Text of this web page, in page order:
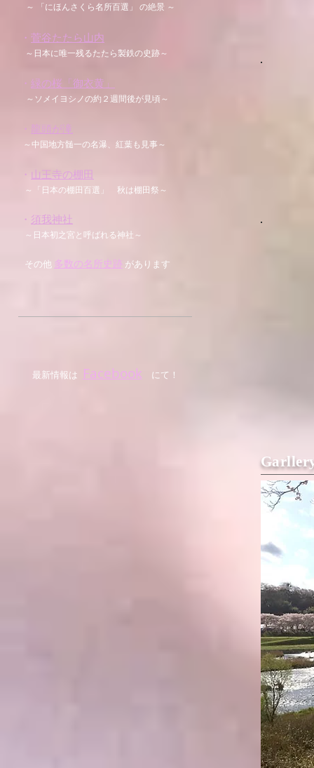
～ 「にほんさくら名所百選」 の絶景 ～
・ 菅谷たたら山内
～日本に唯一残るたたら製鉄の史跡～
・ 緑の桜「御衣黄」
～ソメイヨシノの約２週間後が見頃～
・ 龍頭が滝
～中国地方髄一の名瀑、紅葉も見事～
・ 山王寺の棚田
～ 「日本の棚田百選」 秋は棚田祭～
・ 須我神社
～ 日本初之宮と呼ばれる神社～
その他 多数の名所史跡 があ ります
最新情報は Facebook にて！